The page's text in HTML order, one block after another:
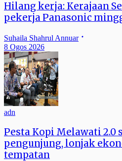
Hilang kerja: Kerajaan
pekerja Panasonic
Suhaila Shahrul Annuar
8 Ogos 2026
adn
Pesta Kopi Melawati 2.0
pengunjung, lonjak
tempatan